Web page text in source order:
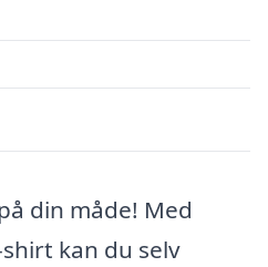
din måde! Med
kan du selv